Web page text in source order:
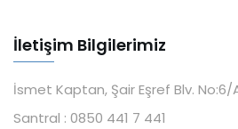
İletişim Bilgilerimiz
İsmet Kaptan, Şair Eşref Blv.
Santral : 0850 441 7 441